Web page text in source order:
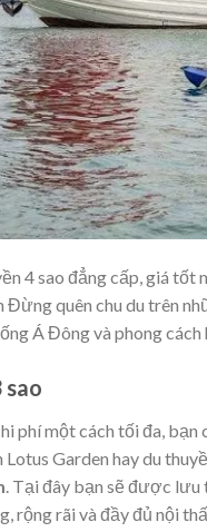
4 sao đẳng cấp, giá
quên chu du trên
Á Đông và phong
sao
phí một cách tối đa, bạn
Garden hay du
. Tại đây bạn sẽ được
rộng rãi và đầy đủ nội